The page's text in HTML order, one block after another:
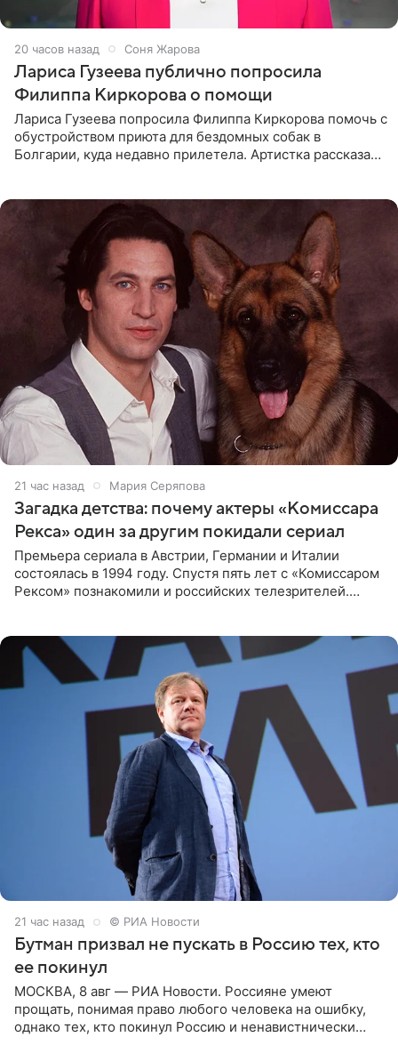
20 часов назад Соня Жарова
Лариса Гузеева публично попросила
Филиппа Киркорова о помощи
Лариса Гузеева попросила Филиппа Киркорова помочь с
обустройством приюта для бездомных собак в
Болгарии, куда недавно прилетела. Артистка рассказала
21 час назад Мария Серяпова
Загадка детства: почему актеры «Комиссара
Рекса» один за другим покидали сериал
Премьера сериала в Австрии, Германии и Италии
состоялась в 1994 году. Спустя пять лет с «Комиссаром
Рексом» познакомили и российских телезрителей.
21 час назад © РИА Новости
Бутман призвал не пускать в Россию тех, кто
ее покинул
МОСКВА, 8 авг — РИА Новости. Россияне умеют
прощать, понимая право любого человека на ошибку,
однако тех, кто покинул Россию и ненавистнически